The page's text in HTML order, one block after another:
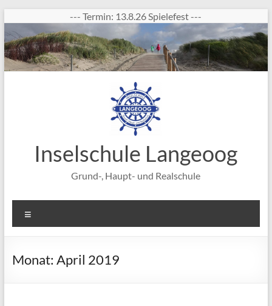
Inhalt
springen
--- Termin: 13.8.26 Spielefest ---
Inselschule Langeoog
Grund-, Haupt- und Realschule
Monat: April 2019